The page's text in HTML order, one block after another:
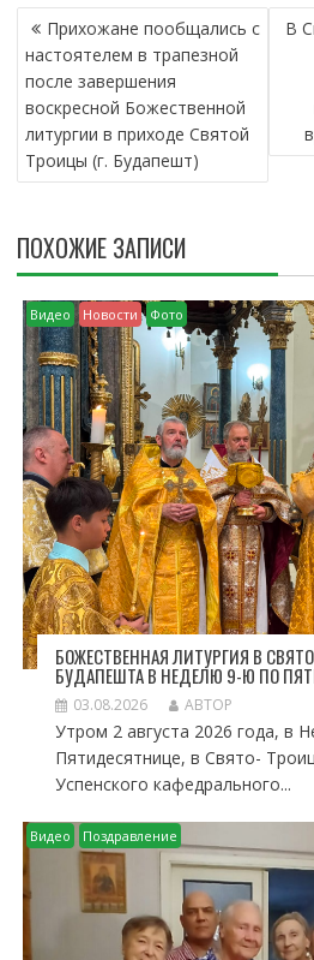
Н
А
В
И
Г
А
Ц
Я
П
О
З
А
П
И
С
Я
М
Прихожане пообщались с
настоятелем в трапезной
после завершения
воскресной Божественной
литургии в приходе Святой
Троицы (г. Будапешт)
В
ПОХОЖИЕ ЗАПИСИ
Видео Новости Фото
БОЖЕСТВЕННАЯ ЛИТУРГИЯ В
БУДАПЕШТА В НЕДЕЛЮ 9-Ю ПО
03.08.2026 АВТОР
Утром 2 августа 2026 года, в
Пятидесятнице, в Свято-
Успенского кафедрального...
Видео Поздравление